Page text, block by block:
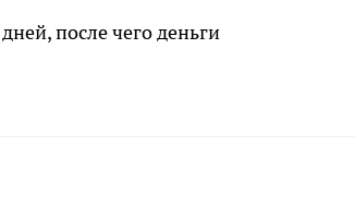
после чего деньги